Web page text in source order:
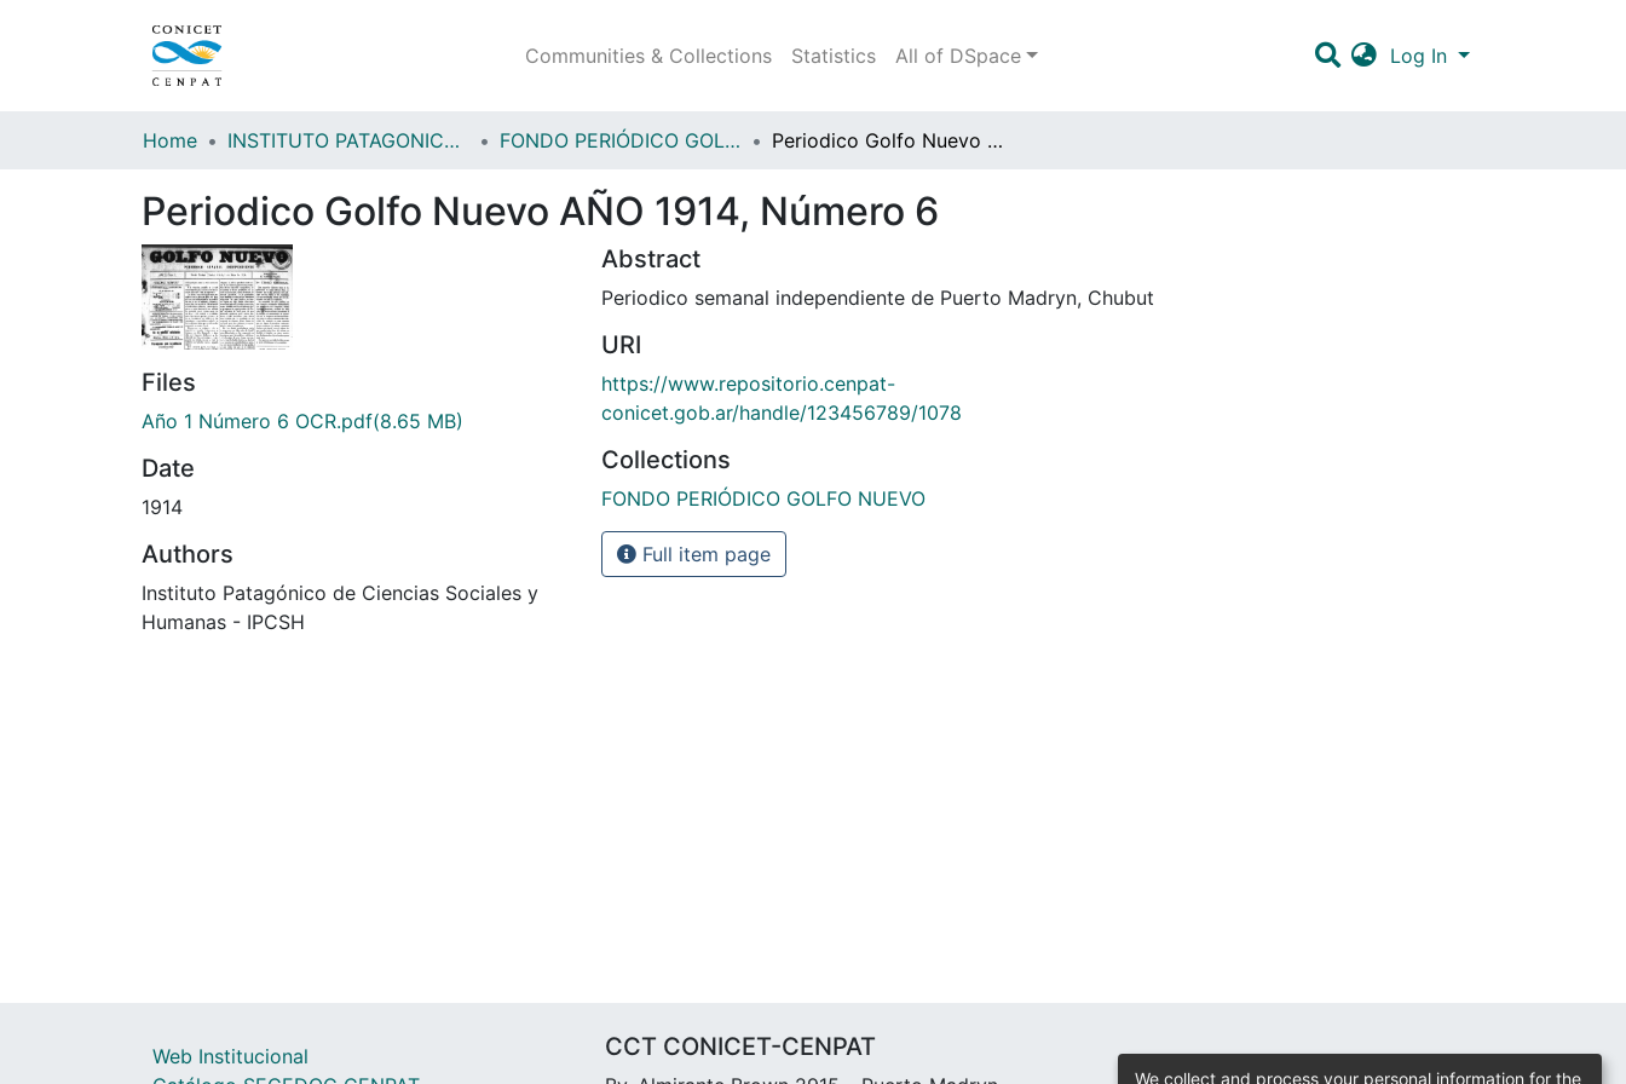
Communities & Collections Statistics All of DSpace Log In
Home INSTITUTO PATAGONICO DE CIENCIAS SOCIALES Y HUMANAS (IPCSH) FONDO PERIÓDICO GOLFO NUEVO Periodico Golfo Nuevo AÑO 1914, Número 6
Periodico Golfo Nuevo AÑO 1914, Número 6
Files
Año 1 Número 6 OCR.pdf(8.65 MB)
Date
1914
Authors
Instituto Patagónico de Ciencias Sociales y
Humanas - IPCSH
Abstract
Periodico semanal independiente de Puerto Madryn, Chubut
URI
https://www.repositorio.cenpat-
conicet.gob.ar/handle/123456789/1078
Collections
FONDO PERIÓDICO GOLFO NUEVO
Full item page
Web Institucional
CCT CONICET-CENPAT
We collect and process your personal information for the